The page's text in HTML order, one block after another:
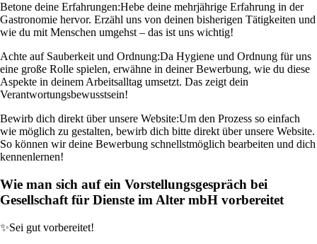
Betone deine Erfahrungen:Hebe deine mehrjährige Erfahrung in der
Gastronomie hervor. Erzähl uns von deinen bisherigen Tätigkeiten und
wie du mit Menschen umgehst – das ist uns wichtig!
Achte auf Sauberkeit und Ordnung:Da Hygiene und Ordnung für uns
eine große Rolle spielen, erwähne in deiner Bewerbung, wie du diese
Aspekte in deinem Arbeitsalltag umsetzt. Das zeigt dein
Verantwortungsbewusstsein!
Bewirb dich direkt über unsere Website:Um den Prozess so einfach
wie möglich zu gestalten, bewirb dich bitte direkt über unsere Website.
So können wir deine Bewerbung schnellstmöglich bearbeiten und dich
kennenlernen!
Wie man sich auf ein Vorstellungsgespräch bei
Gesellschaft für Dienste im Alter mbH vorbereitet
✨Sei gut vorbereitet!